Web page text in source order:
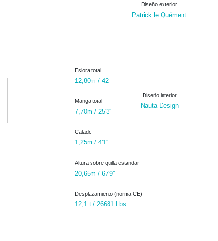
Diseño exterior
Patrick le Quément
Diseño interior
Nauta Design
Eslora total
12,80m / 42'
Manga total
7,70m / 25'3''
Calado
1,25m / 4'1''
Altura sobre quilla estándar
20,65m / 67'9''
Desplazamiento (norma CE)
12,1 t / 26681 Lbs